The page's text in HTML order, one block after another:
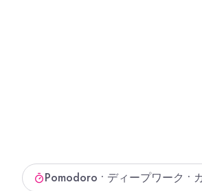
Pomodoro • ディープワーク •